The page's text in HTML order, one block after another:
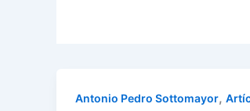
Antonio Pedro Sottomayor,